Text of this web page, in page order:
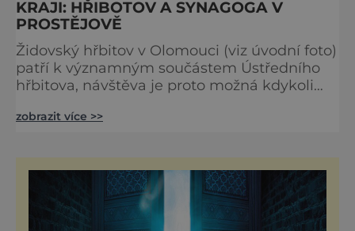
KRAJI: HŘIBOTOV A SYNAGOGA V
PROSTĚJOVĚ
Židovský hřbitov v Olomouci (viz úvodní foto)
patří k významným součástem Ústředního
hřbitova, návštěva je proto možná kdykoli
cihelnou zdí se nachází kolem tisíce
stromořadí je kamenný památník
mučedníků nacismu z Olomoucka, k jehož
slavnostnímu odhalení došlo 23. října 1949.
zobrazit více >>